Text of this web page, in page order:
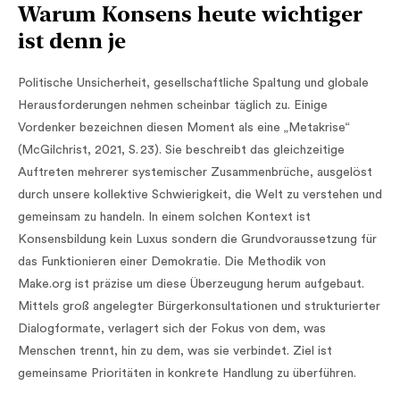
Warum Konsens heute wichtiger
ist denn je
Politische Unsicherheit, gesellschaftliche Spaltung und globale
Herausforderungen nehmen scheinbar täglich zu. Einige
Vordenker bezeichnen diesen Moment als eine „Metakrise“
(McGilchrist, 2021, S. 23). Sie beschreibt das gleichzeitige
Auftreten mehrerer systemischer Zusammenbrüche, ausgelöst
durch unsere kollektive Schwierigkeit, die Welt zu verstehen und
gemeinsam zu handeln. In einem solchen Kontext ist
Konsensbildung kein Luxus sondern die Grundvoraussetzung für
das Funktionieren einer Demokratie. Die Methodik von
Make.org ist präzise um diese Überzeugung herum aufgebaut.
Mittels groß angelegter Bürgerkonsultationen und strukturierter
Dialogformate, verlagert sich der Fokus von dem, was
Menschen trennt, hin zu dem, was sie verbindet. Ziel ist
gemeinsame Prioritäten in konkrete Handlung zu überführen.